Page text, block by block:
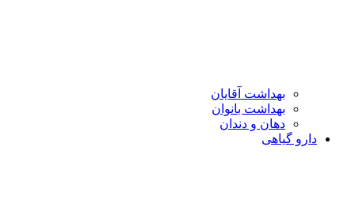
بهداشت آقایان
بهداشت بانوان
دهان و دندان
دارو گیاهی